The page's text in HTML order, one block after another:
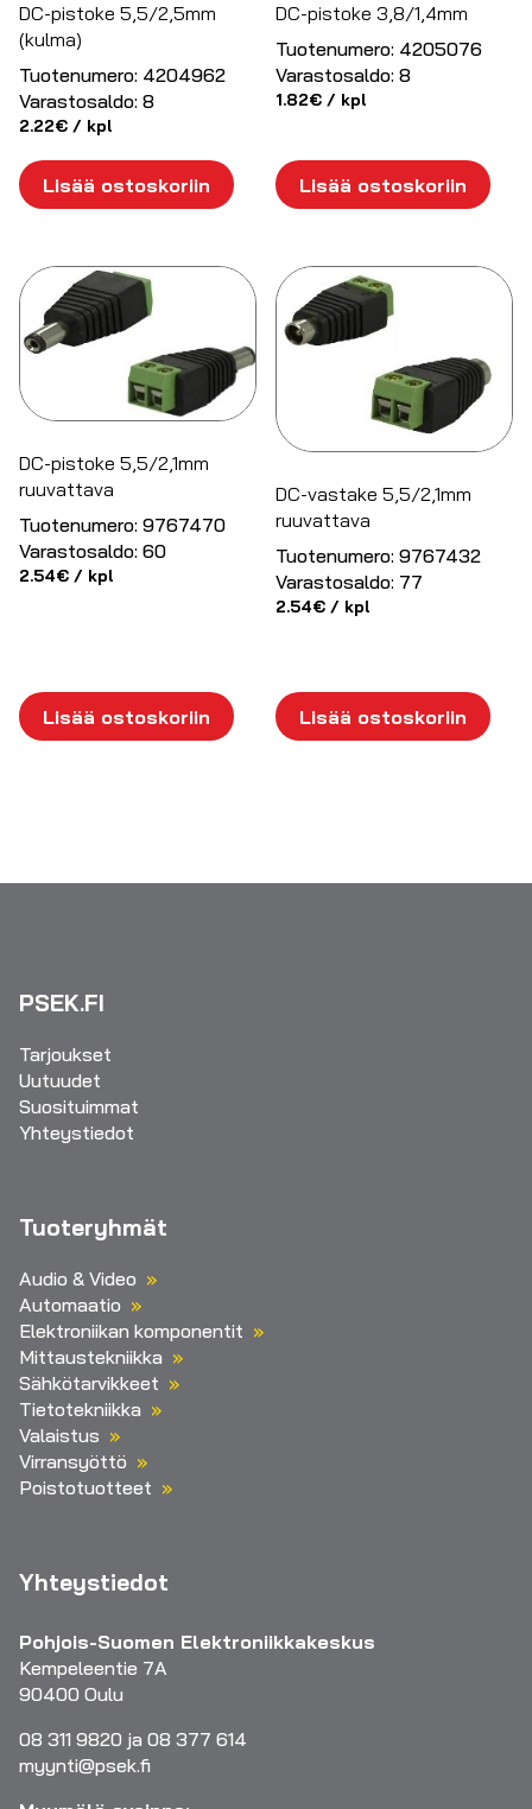
DC-pistoke 5,5/2,5mm
(kulma)
Tuotenumero: 4204962
Varastosaldo: 8
2.22€ / kpl
Lisää ostoskoriin
DC-pistoke 3,8/1,4mm
Tuotenumero: 4205076
Varastosaldo: 8
1.82€ / kpl
Lisää ostoskoriin
DC-pistoke 5,5/2,1mm
ruuvattava
Tuotenumero: 9767470
Varastosaldo: 60
2.54€ / kpl
Lisää ostoskoriin
DC-vastake 5,5/2,1mm
ruuvattava
Tuotenumero: 9767432
Varastosaldo: 77
2.54€ / kpl
Lisää ostoskoriin
PSEK.FI
Tarjoukset
Uutuudet
Suosituimmat
Yhteystiedot
Tuoteryhmät
Audio & Video
Automaatio
Elektroniikan komponentit
Mittaustekniikka
Sähkötarvikkeet
Tietotekniikka
Valaistus
Virransyöttö
Poistotuotteet
Yhteystiedot
Pohjois-Suomen Elektroniikkakeskus
Kempeleentie 7A
90400 Oulu
08 311 9820 ja 08 377 614
myynti@psek.fi